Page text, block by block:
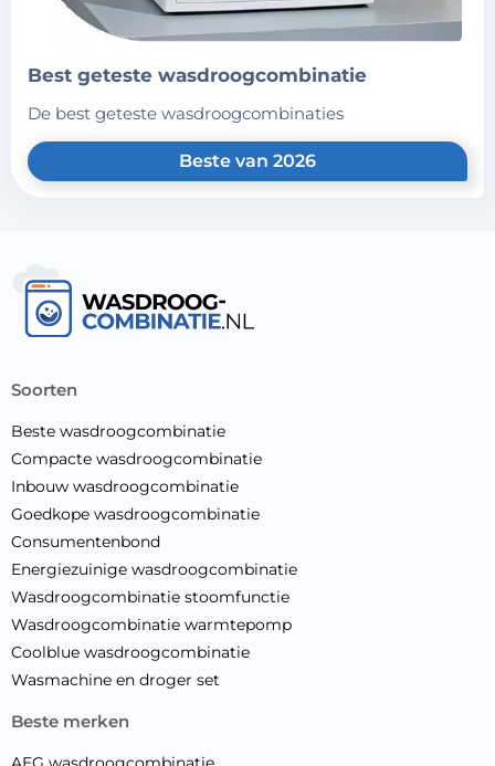
best geteste wasdroogcombinatie
de best geteste wasdroogcombinaties
Beste van 2026
soorten
Beste wasdroogcombinatie
Compacte wasdroogcombinatie
Inbouw wasdroogcombinatie
Goedkope wasdroogcombinatie
Consumentenbond
Energiezuinige wasdroogcombinatie
Wasdroogcombinatie stoomfunctie
Wasdroogcombinatie warmtepomp
Coolblue wasdroogcombinatie
Wasmachine en droger set
beste merken